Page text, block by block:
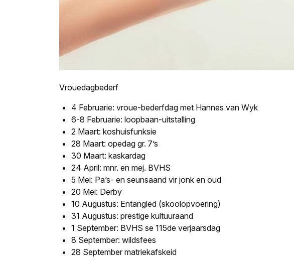
Vrouedagbederf
4 Februarie: vroue-bederfdag met Hannes van Wyk
6-8 Februarie: loopbaan-uitstalling
2 Maart: koshuisfunksie
28 Maart: opedag gr. 7’s
30 Maart: kaskardag
24 April: mnr. en mej. BVHS
5 Mei: Pa’s- en seunsaand vir jonk en oud
20 Mei: Derby
10 Augustus: Entangled (skoolopvoering)
31 Augustus: prestige kultuuraand
1 September: BVHS se 115de verjaarsdag
8 September: wildsfees
28 September matriekafskeid